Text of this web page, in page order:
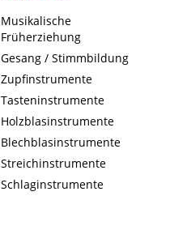
Musikalische
Früherziehung
Gesang / Stimmbildung
Zupfinstrumente
Tasteninstrumente
Holzblasinstrumente
Blechblasinstrumente
Streichinstrumente
Schlaginstrumente